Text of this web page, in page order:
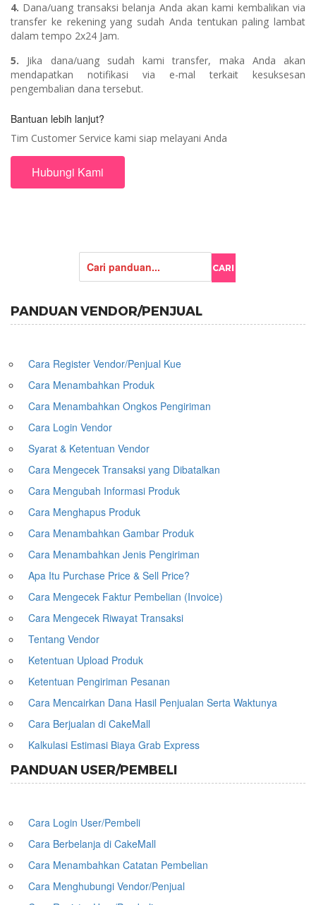
4. Dana/uang transaksi belanja Anda akan kami kembalikan via
transfer ke rekening yang sudah Anda tentukan paling lambat
dalam tempo 2x24 Jam.
5. Jika dana/uang sudah kami transfer, maka Anda akan
mendapatkan notifikasi via e-mal terkait kesuksesan
pengembalian dana tersebut.
Bantuan lebih lanjut?
Tim Customer Service kami siap melayani Anda
Hubungi Kami
PANDUAN VENDOR/PENJUAL
Cara Register Vendor/Penjual Kue
Cara Menambahkan Produk
Cara Menambahkan Ongkos Pengiriman
Cara Login Vendor
Syarat & Ketentuan Vendor
Cara Mengecek Transaksi yang Dibatalkan
Cara Mengubah Informasi Produk
Cara Menghapus Produk
Cara Menambahkan Gambar Produk
Cara Menambahkan Jenis Pengiriman
Apa Itu Purchase Price & Sell Price?
Cara Mengecek Faktur Pembelian (Invoice)
Cara Mengecek Riwayat Transaksi
Tentang Vendor
Ketentuan Upload Produk
Ketentuan Pengiriman Pesanan
Cara Mencairkan Dana Hasil Penjualan Serta Waktunya
Cara Berjualan di CakeMall
Kalkulasi Estimasi Biaya Grab Express
PANDUAN USER/PEMBELI
Cara Login User/Pembeli
Cara Berbelanja di CakeMall
Cara Menambahkan Catatan Pembelian
Cara Menghubungi Vendor/Penjual